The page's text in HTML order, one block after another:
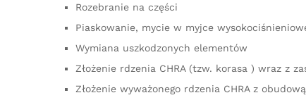
Rozebranie na części
Piaskowanie, mycie w myjce
Wymiana uszkodzonych elementów
Złożenie rdzenia CHRA (tzw. korasa ) wraz z
Złożenie wyważonego rdzenia CHRA z